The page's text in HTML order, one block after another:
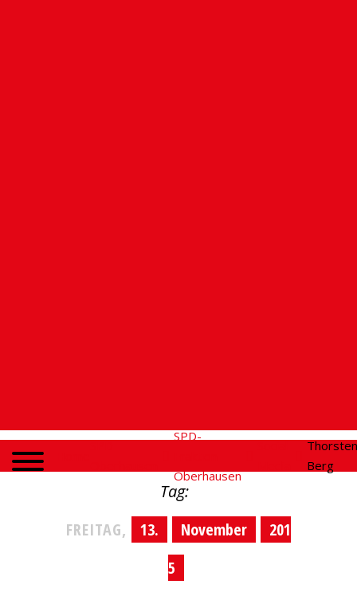
SPD-
Oberhausen
Thorsten
Berg
Tag:
FREITAG,
13. November
201
5